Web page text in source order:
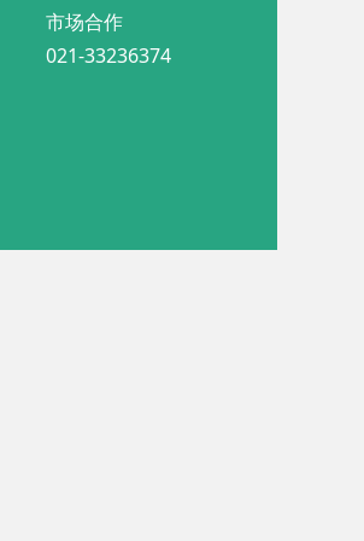
市场合作
021-33236374